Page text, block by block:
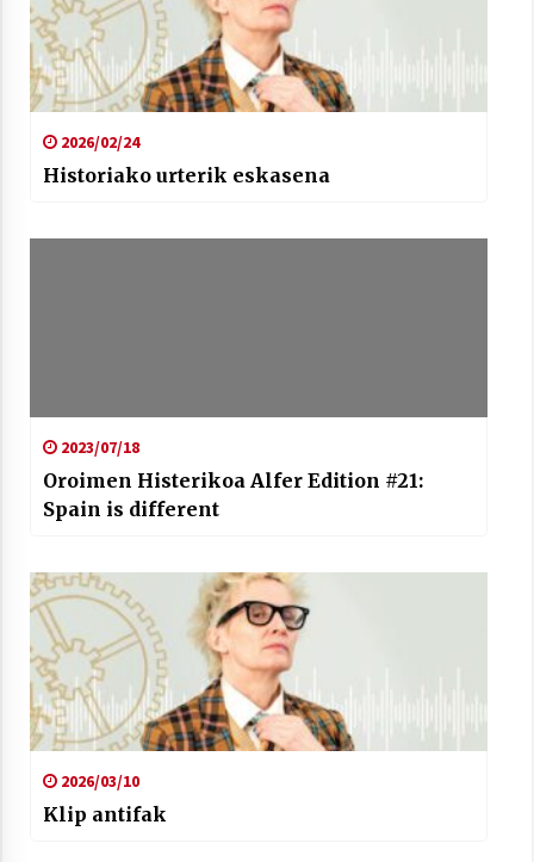
2026/02/24
Historiako urterik eskasena
2023/07/18
Oroimen Histerikoa Alfer Edition #21:
Spain is different
2026/03/10
Klip antifak